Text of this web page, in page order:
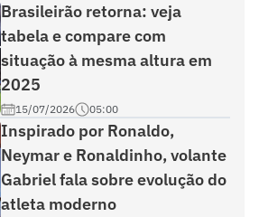
Brasileirão retorna: veja
tabela e compare com
situação à mesma altura em
2025
15/07/2026 05:00
Inspirado por Ronaldo,
Neymar e Ronaldinho, volante
Gabriel fala sobre evolução do
atleta moderno